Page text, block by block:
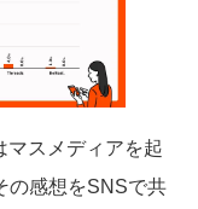
マスメディアを起
の感想をSNSで共